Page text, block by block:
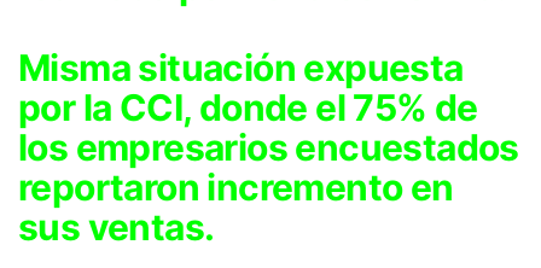
Misma situación expuesta
por la CCI, donde el 75% de
los empresarios encuestados
reportaron incremento en
sus ventas.